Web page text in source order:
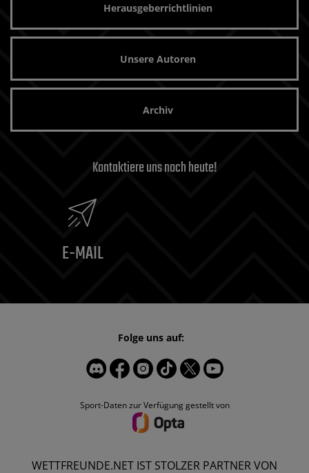
Herausgeberrichtlinien
Unsere Autoren
Archiv
Kontaktiere uns noch heute!
E-MAIL
Sport-Daten zur Verfügung gestellt von
Folge uns auf:
WETTFREUNDE.NET IST STOLZER PARTNER VON